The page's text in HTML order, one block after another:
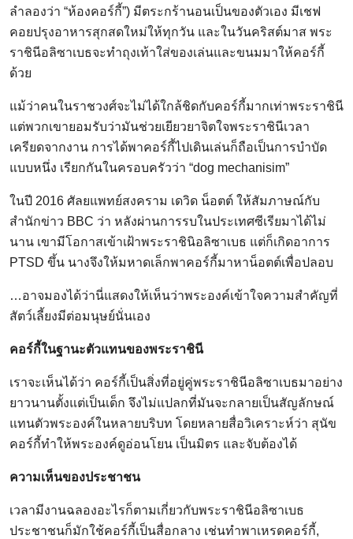
ลำลองว่า “ห้องคอร์กี้”) มีตระกร้านอนเป็นของตัวเอง มีเชฟ
คอยปรุงอาหารสุกสดใหม่ให้ทุกวัน และในวันคริสต์มาส พระ
ราชินีอลิซาเบธจะทำถุงเท้าใส่ของเล่นและขนมมาให้คอร์กี้
ด้วย
แม้ว่าคนในราชวงศ์จะไม่ได้ใกล้ชิดกับคอร์กี้มากเท่าพระราชินี
แต่พวกเขายอมรับว่ามันช่วยเยียวยาจิตใจพระราชินีเวลา
เครียดจากงาน การได้พาคอร์กี้ไปเดินเล่นก็ถือเป็นการบำบัด
แบบหนึ่ง เรียกกันในครอบครัวว่า “dog mechanisim”
ในปี 2016 ศัลยแพทย์สงคราม เดวิด น็อตต์ ให้สัมภาษณ์กับ
สำนักข่าว BBC ว่า หลังผ่านการรบในประเทศซีเรียมาได้ไม่
นาน เขามีโอกาสเข้าเฝ้าพระราชินิอลิซาเบธ แต่ก็เกิดอาการ
PTSD ขึ้น นางจึงให้มหาดเล็กพาคอร์กี้มาหาน็อตต์เพื่อปลอบ
…อาจมองได้ว่านี่แสดงให้เห็นว่าพระองค์เข้าใจความสำคัญที่
สัตว์เลี้ยงมีต่อมนุษย์นั่นเอง
คอร์กี้ในฐานะตัวแทนของพระราชินี
เราจะเห็นได้ว่า คอร์กี้เป็นสิ่งที่อยู่คู่พระราชินีอลิซาเบธมาอย่าง
ยาวนานตั้งแต่เป็นเด็ก จึงไม่แปลกที่มันจะกลายเป็นสัญลักษณ์
แทนตัวพระองค์ในหลายบริบท โดยหลายสื่อวิเคราะห์ว่า สุนัข
คอร์กี้ทำให้พระองค์ดูอ่อนโยน เป็นมิตร และจับต้องได้
ความเห็นของประชาชน
เวลามีงานฉลองอะไรก็ตามเกี่ยวกับพระราชินีอลิซาเบธ
ประชาชนก็มักใช้คอร์กี้เป็นสื่อกลาง เช่นทำพาเหรดคอร์กี้,